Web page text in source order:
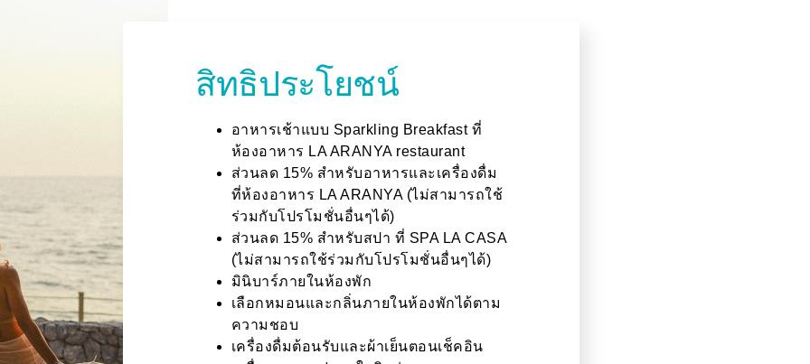
สิทธิประโยชน์
อาหารเช้าแบบ Sparkling Breakfast ที่
ห้องอาหาร LA ARANYA restaurant
ส่วนลด 15% สำหรับอาหารและเครื่องดื่ม
ที่ห้องอาหาร LA ARANYA (ไม่สามารถใช้
ร่วมกับโปรโมชั่นอื่นๆได้)
ส่วนลด 15% สำหรับสปา ที่ SPA LA CASA
(ไม่สามารถใช้ร่วมกับโปรโมชั่นอื่นๆได้)
มินิบาร์ภายในห้องพัก
เลือกหมอนและกลิ่นภายในห้องพักได้ตาม
ความชอบ
เครื่องดื่มต้อนรับและผ้าเย็นตอนเช็คอิน